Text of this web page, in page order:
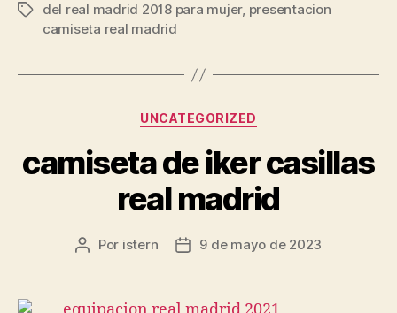
Etiquetas
del real madrid 2018 para mujer, presentacion
camiseta real madrid
Categorías
UNCATEGORIZED
camiseta de iker casillas
real madrid
Autor
entrada
Por istern
Fecha
entrada
9 de mayo de 2023